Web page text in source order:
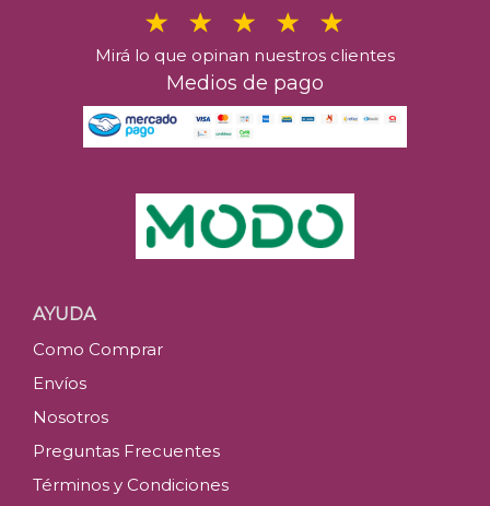
Mirá lo que opinan nuestros clientes
Medios de pago
AYUDA
Como Comprar
Envíos
Nosotros
Preguntas Frecuentes
Términos y Condiciones